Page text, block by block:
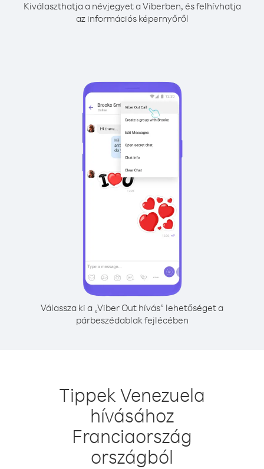
Kiválaszthatja a névjegyet a Viberben, és felhívhatja
az információs képernyőről
Válassza ki a „Viber Out hívás” lehetőséget a
párbeszédablak fejlécében
Tippek Venezuela
hívásához
Franciaország
országból